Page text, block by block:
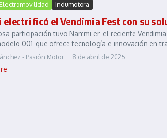
Electromovilidad Indumotora
electrificó el Vendimia Fest con su
participación tuvo Nammi en el reciente
001, que ofrece tecnología e innovación en
- Pasión Motor 8 de abril de 2025